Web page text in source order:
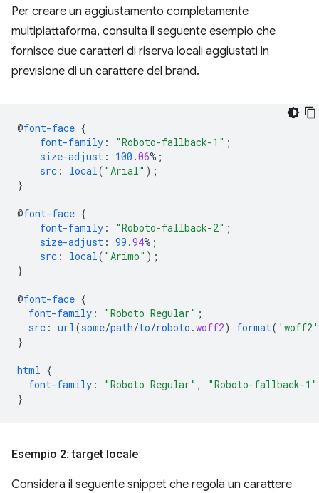
Per creare un aggiustamento completamente
multipiattaforma, consulta il seguente esempio che
fornisce due caratteri di riserva locali aggiustati in
previsione di un carattere del brand.
@font-face {
font-family : "Roboto-fallback-1" ;
size-adjust : 100 .06%;
src : local( "Arial" );
}
@font-face {
font-family : "Roboto-fallback-2" ;
size-adjust : 99 .94%;
src : local( "Arimo" );
}
@font-face {
font-family : "Roboto Regular" ;
src : url(some/path/to/roboto .woff2) format( 'woff2'
}
html {
font-family : "Roboto Regular" , "Roboto-fallback-1"
}
Esempio 2: target locale
Considera il seguente snippet che regola un carattere